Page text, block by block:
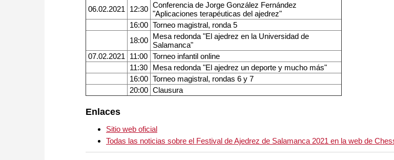
06.02.2021
12:30 Conferencia de Jorge González Fernández
"Aplicaciones terapéuticas del ajedrez"
16:00 Torneo magistral, ronda 5
18:00 Mesa redonda "El ajedrez en la Universidad de
Salamanca"
07.02.2021
11:00 Torneo infantil online
11:30
Mesa redonda "El ajedrez un deporte y mucho más"
16:00 Torneo magistral, rondas 6 y 7
20:00 Clausura
Enlaces
Sitio web oficial
Todas las noticias sobre el Festival de Ajedrez de Salamanca 2021 en la web de